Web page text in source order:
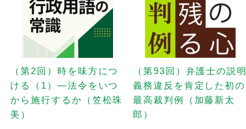
（第2回）時を味方につ
ける（1）—法令をいつ
から施行するか（笠松珠
美）
（第93回）弁護士の説明
義務違反を肯定した初の
最高裁判例（加藤新太
郎）